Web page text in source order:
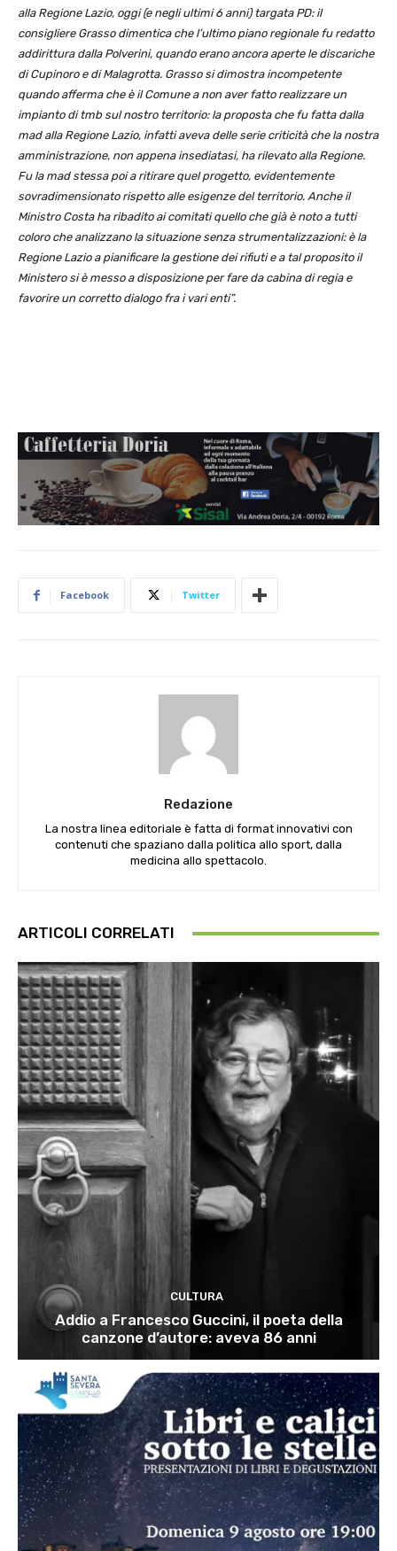
alla Regione Lazio, oggi (e negli ultimi 6 anni) targata PD: il
consigliere Grasso dimentica che l’ultimo piano regionale fu redatto
addirittura dalla Polverini, quando erano ancora aperte le discariche
di Cupinoro e di Malagrotta. Grasso si dimostra incompetente
quando afferma che è il Comune a non aver fatto realizzare un
impianto di tmb sul nostro territorio: la proposta che fu fatta dalla
mad alla Regione Lazio, infatti aveva delle serie criticità che la nostra
amministrazione, non appena insediatasi, ha rilevato alla Regione.
Fu la mad stessa poi a ritirare quel progetto, evidentemente
sovradimensionato rispetto alle esigenze del territorio. Anche il
Ministro Costa ha ribadito ai comitati quello che già è noto a tutti
coloro che analizzano la situazione senza strumentalizzazioni: è la
Regione Lazio a pianificare la gestione dei rifiuti e a tal proposito il
Ministero si è messo a disposizione per fare da cabina di regia e
favorire un corretto dialogo fra i vari enti”.
Facebook Twitter
Redazione
La nostra linea editoriale è fatta di format innovativi con
contenuti che spaziano dalla politica allo sport, dalla
medicina allo spettacolo.
ARTICOLI CORRELATI
CULTURA
Addio a Francesco Guccini, il poeta della
canzone d’autore: aveva 86 anni